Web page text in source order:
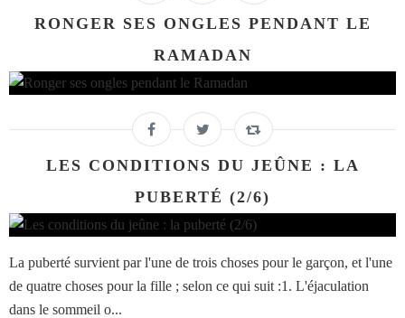
RONGER SES ONGLES PENDANT LE
RAMADAN
LES CONDITIONS DU JEÛNE : LA
PUBERTÉ (2/6)
La puberté survient par l'une de trois choses pour le garçon, et l'une
de quatre choses pour la fille ; selon ce qui suit :1. L'éjaculation
dans le sommeil o...